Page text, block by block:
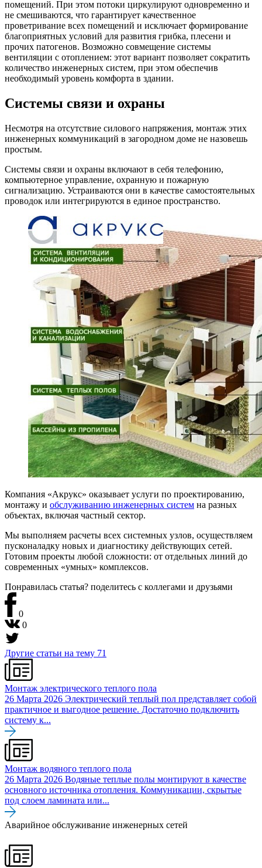
помещений. При этом потоки циркулируют одновременно и
не смешиваются, что гарантирует качественное
проветривание всех помещений и исключает формирование
благоприятных условий для развития грибка, плесени и
прочих патогенов. Возможно совмещение системы
вентиляции с отоплением: этот вариант позволяет сократить
количество инженерных систем, при этом обеспечив
необходимый уровень комфорта в здании.
Системы связи и охраны
Несмотря на отсутствие силового напряжения, монтаж этих
инженерных коммуникаций в загородном доме не назовешь
простым.
Системы связи и охраны включают в себя телефонию,
компьютерное управление, охранную и пожарную
сигнализацию. Устраиваются они в качестве самостоятельных
проводок или интегрируются в единое пространство.
Компания «Акрукс» оказывает услуги по проектированию,
монтажу и обслуживанию инженерных систем на разных
объектах, включая частный сектор.
Мы выполняем расчеты всех системных узлов, осуществляем
пусконаладку новых и диагностику действующих сетей.
Готовим проекты любой сложности: от отдельных линий до
современных «умных» комплексов.
Понравилась статья? поделитесь с коллегами и друзьями
0
0
Другие статьи на тему 71
Монтаж электрического теплого пола
26 Марта 2026 Электрический теплый пол представляет собой
практичное и выгодное решение. Достаточно подключить
систему к...
Монтаж водяного теплого пола
26 Марта 2026 Водяные теплые полы монтируют в качестве
основного источника отопления. Коммуникации, скрытые
под слоем ламината или...
Аварийное обслуживание инженерных сетей